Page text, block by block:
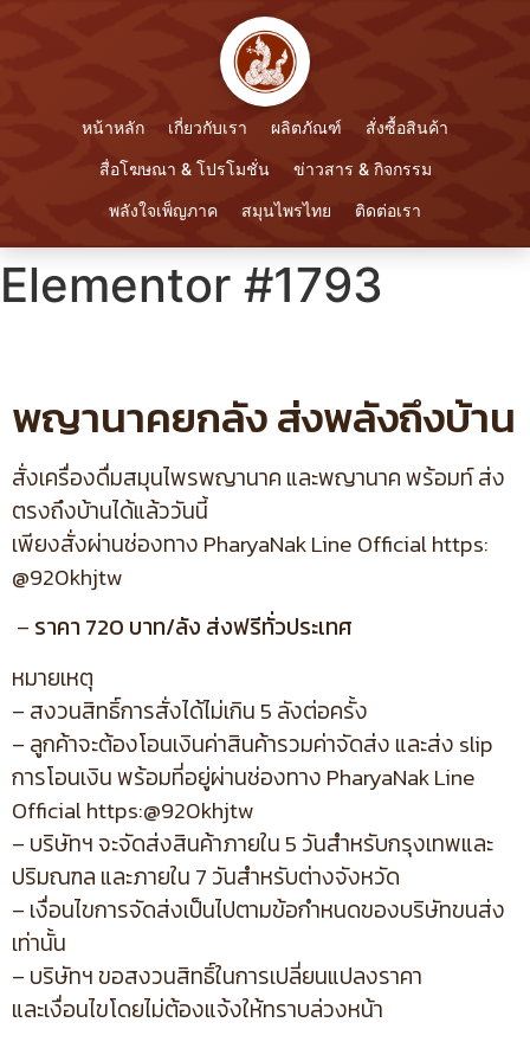
หน้าหลัก เกี่ยวกับเรา ผลิตภัณฑ์ สั่งซื้อสินค้า
สื่อโฆษณา & โปรโมชั่น ข่าวสาร & กิจกรรม
พลังใจเพ็ญภาค สมุนไพรไทย ติดต่อเรา
Elementor #1793
พญานาคยกลัง ส่งพลังถึงบ้าน
สั่งเครื่องดื่มสมุนไพรพญานาค และพญานาค พร้อมท์ ส่ง
ตรงถึงบ้านได้แล้ววันนี้
เพียงสั่งผ่านช่องทาง PharyaNak Line Official https:
@920khjtw
– ราคา 720 บาท/ลัง ส่งฟรีทั่วประเทศ
หมายเหตุ
– สงวนสิทธิ์การสั่งได้ไม่เกิน 5 ลังต่อครั้ง
– ลูกค้าจะต้องโอนเงินค่าสินค้ารวมค่าจัดส่ง และส่ง slip
การโอนเงิน พร้อมที่อยู่ผ่านช่องทาง PharyaNak Line
Official https:@920khjtw
– บริษัทฯ จะจัดส่งสินค้าภายใน 5 วันสำหรับกรุงเทพและ
ปริมณฑล และภายใน 7 วันสำหรับต่างจังหวัด
– เงื่อนไขการจัดส่งเป็นไปตามข้อกำหนดของบริษัทขนส่ง
เท่านั้น
– บริษัทฯ ขอสงวนสิทธิ์ในการเปลี่ยนแปลงราคา
และเงื่อนไขโดยไม่ต้องแจ้งให้ทราบล่วงหน้า